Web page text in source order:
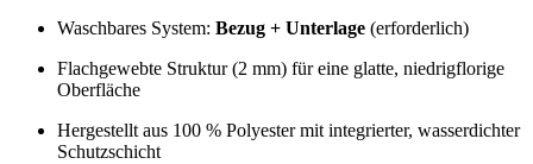
Waschbares System: Bezug + Unterlage (erforderlich)
Flachgewebte Struktur (2 mm) für eine glatte, niedrigflorige
Oberfläche
Hergestellt aus 100 % Polyester mit integrierter, wasserdichter
Schutzschicht